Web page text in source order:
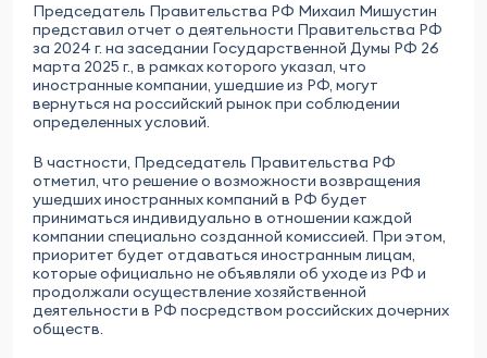
Председатель Правительства РФ Михаил Мишустин
представил отчет о деятельности Правительства РФ
за 2024 г. на заседании Государственной Думы РФ 26
марта 2025 г., в рамках которого указал, что
иностранные компании, ушедшие из РФ, могут
вернуться на российский рынок при соблюдении
определенных условий.
В частности, Председатель Правительства РФ
отметил, что решение о возможности возвращения
ушедших иностранных компаний в РФ будет
приниматься индивидуально в отношении каждой
компании специально созданной комиссией. При этом,
приоритет будет отдаваться иностранным лицам,
которые официально не объявляли об уходе из РФ и
продолжали осуществление хозяйственной
деятельности в РФ посредством российских дочерних
обществ.